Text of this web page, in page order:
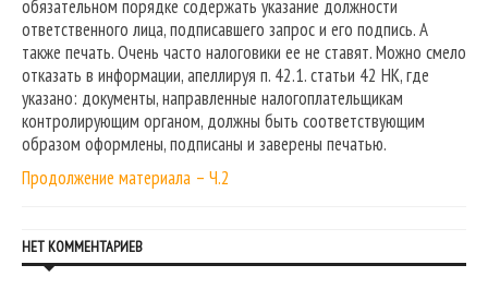
обязательном порядке содержать указание должности
ответственного лица, подписавшего запрос и его подпись. А
также печать. Очень часто налоговики ее не ставят. Можно смело
отказать в информации, апеллируя п. 42.1. статьи 42 НК, где
указано: документы, направленные налогоплательщикам
контролирующим органом, должны быть соответствующим
образом оформлены, подписаны и заверены печатью.
Продолжение материала – Ч.2
НЕТ КОММЕНТАРИЕВ